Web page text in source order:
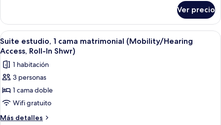
Accessible,
Roll-
In
Shower)
estudio,
cama
matrimonial
(Mobility
Accessible,
Roll-
Shower)
Ver precio
Abrir
todas
las
fotos
de
Suite
estudio,
1
Una habitación de hotel con una
5
Suite estudio, 1 cama matrimonial (Mobility/Hearing
Access, Roll-In Shwr)
1 habitación
3 personas
1 cama doble
Wifi gratuito
Más detalles
Más